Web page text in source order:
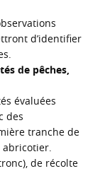
d’identifier
de pêches,
évaluées
des
tranche de
abricotier.
de récolte